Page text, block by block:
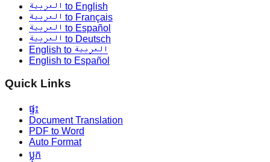
العربية to English
العربية to Français
العربية to Español
العربية to Deutsch
English to العربية
English to Español
Quick Links
ផ្ទះ
Document Translation
PDF to Word
Auto Format
ប្លុក